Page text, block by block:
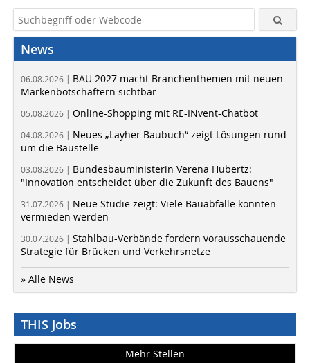
News
06.08.2026 | BAU 2027 macht Branchenthemen mit neuen
Markenbotschaftern sichtbar
05.08.2026 | Online-Shopping mit RE-INvent-Chatbot
04.08.2026 | Neues „Layher Baubuch“ zeigt Lösungen rund
um die Baustelle
03.08.2026 | Bundesbauministerin Verena Hubertz:
"Innovation entscheidet über die Zukunft des Bauens"
31.07.2026 | Neue Studie zeigt: Viele Bauabfälle könnten
vermieden werden
30.07.2026 | Stahlbau-Verbände fordern vorausschauende
Strategie für Brücken und Verkehrsnetze
» Alle News
THIS Jobs
Mehr Stellen